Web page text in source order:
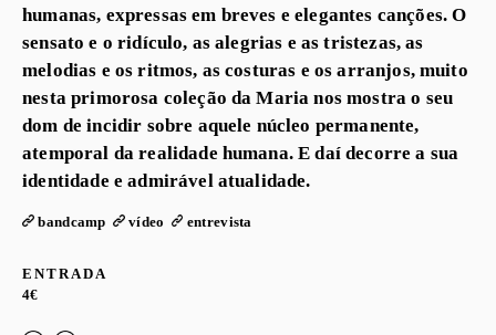
humanas, expressas em breves e elegantes canções. O
sensato e o ridículo, as alegrias e as tristezas, as
melodias e os ritmos, as costuras e os arranjos, muito
nesta primorosa coleção da Maria nos mostra o seu
dom de incidir sobre aquele núcleo permanente,
atemporal da realidade humana. E daí decorre a sua
identidade e admirável atualidade.
bandcamp vídeo entrevista
ENTRADA
4€